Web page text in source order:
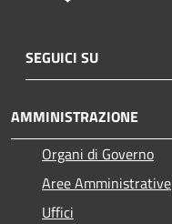
SEGUICI SU
AMMINISTRAZIONE
Organi di Governo
Aree Amministrative
Uffici